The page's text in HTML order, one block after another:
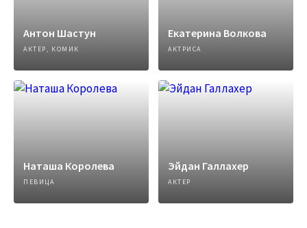
Антон Шастун
АКТЕР, КОМИК
Екатерина Волкова
АКТРИСА
Наташа Королева
ПЕВИЦА
Эйдан Галлахер
АКТЕР